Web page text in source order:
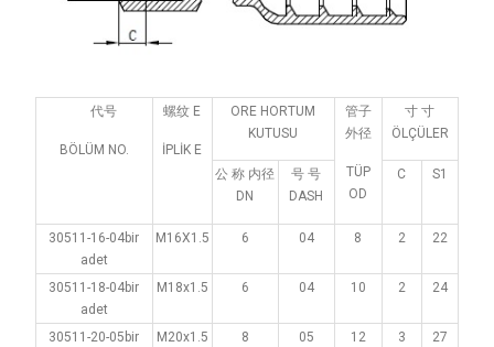
代号
BÖLÜM NO.
螺纹 E
İPLİK E
ORE HORTUM
KUTUSU
管子
外径
TÜP
OD
寸 寸
ÖLÇÜLER
公 称 内径
DN
号 号
DASH
C S1
30511-16-04bir
adet
M16X1.5 6 04 8 2 22
30511-18-04bir
adet
M18x1.5 6 04 10 2 24
30511-20-05bir
M20x1.5 8 05 12 3 27